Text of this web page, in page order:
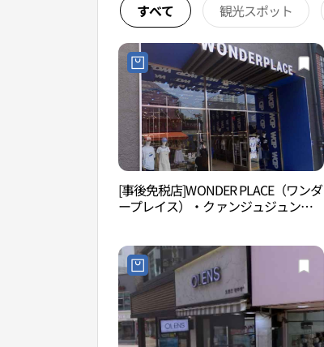
すべて 観光スポット
[事後免税店]WONDER PLACE（ワンダ
ープレイス）・クァンジュジュンア